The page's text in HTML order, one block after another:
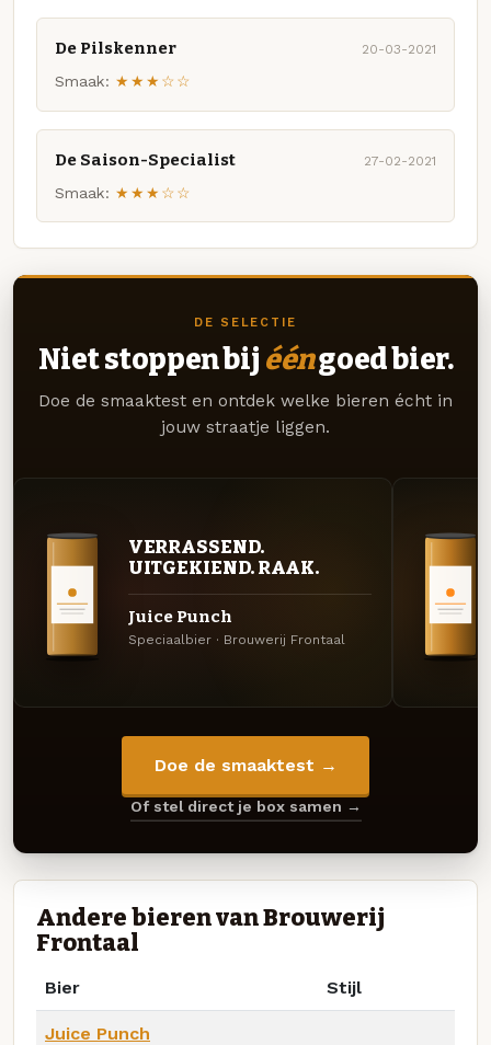
De Pilskenner 20-03-2021
Smaak: ★★★☆☆
De Saison-Specialist 27-02-2021
Smaak: ★★★☆☆
DE SELECTIE
Niet stoppen bij ééngoed bier.
Doe de smaaktest en ontdek welke bieren écht in
jouw straatje liggen.
VERRASSEND.
UITGEKIEND. RAAK.
Juice Punch
Speciaalbier · Brouwerij Frontaal
Doe de smaaktest →
Of stel direct je box samen →
Andere bieren van Brouwerij
Frontaal
Bier Stijl
Juice Punch